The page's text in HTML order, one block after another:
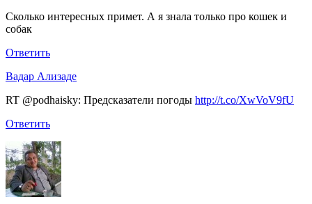
Сколько интересных примет. А я знала только про кошек и
собак
Ответить
Вадар Ализаде
RT @podhaisky: Предсказатели погоды http://t.co/XwVoV9fU
Ответить